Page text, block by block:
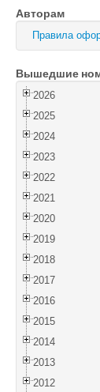
Оптика и
Поиск
Войти
Авторам
Правила
Вышедшие
2026
2025
2024
2023
2022
2021
2020
2019
2018
2017
2016
2015
2014
2013
2012